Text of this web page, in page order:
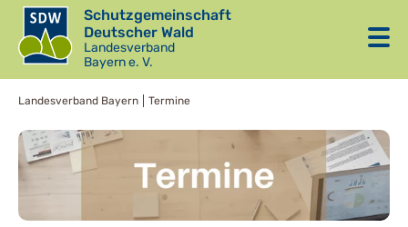
Schutzgemeinschaft
Deutscher Wald
Landesverband
Bayern e. V.
Landesverband Bayern Termine